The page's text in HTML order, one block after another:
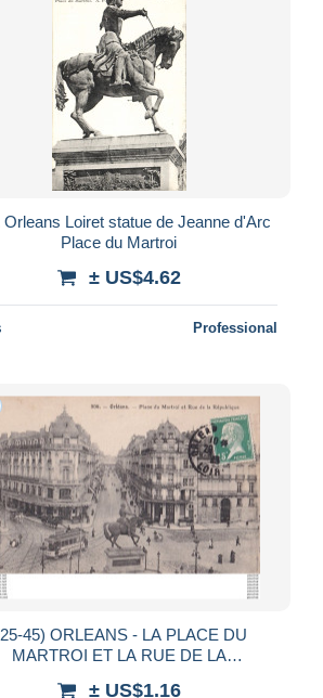
Orleans Loiret statue de Jeanne d'Arc
Place du Martroi
± US$4.62
Professional
45) ORLEANS - LA PLACE DU
MARTROI ET LA RUE DE LA
± US$1.16